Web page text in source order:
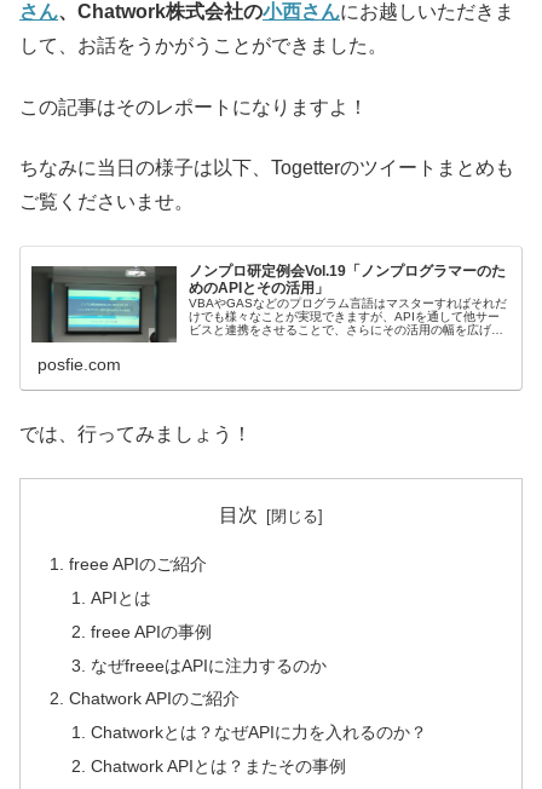
さん、Chatwork株式会社の小西さんにお越しいただきま
して、お話をうかがうことができました。
この記事はそのレポートになりますよ！
ちなみに当日の様子は以下、Togetterのツイートまとめも
ご覧くださいませ。
ノンプロ研定例会Vol.19「ノンプログラマーのた
めのAPIとその活用」
VBAやGASなどのプログラム言語はマスターすればそれだ
けでも様々なことが実現できますが、APIを通して他サー
ビスと連携をさせることで、さらにその活用の幅を広げる
posfie.com
では、行ってみましょう！
目次
freee APIのご紹介
APIとは
freee APIの事例
なぜfreeeはAPIに注力するのか
Chatwork APIのご紹介
Chatworkとは？なぜAPIに力を入れるのか？
Chatwork APIとは？またその事例